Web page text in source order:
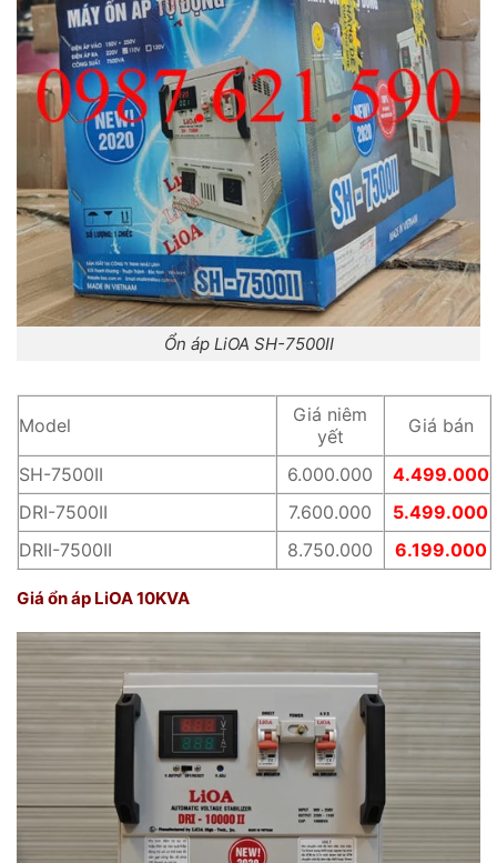
Ổn áp LiOA SH-7500II
Model
Giá niêm
yết
Giá bán
SH-7500II 6.000.000
4.499.000
DRI-7500II
7.600.000
5.499.000
DRII-7500II
8.750.000 6.199.000
Giá ổn áp LiOA 10KVA